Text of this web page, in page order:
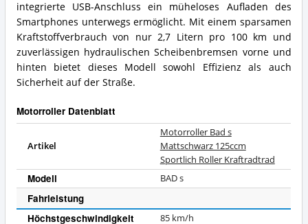
integrierte USB-Anschluss ein müheloses Aufladen des
Smartphones unterwegs ermöglicht. Mit einem sparsamen
Kraftstoffverbrauch von nur 2,7 Litern pro 100 km und
zuverlässigen hydraulischen Scheibenbremsen vorne und
hinten bietet dieses Modell sowohl Effizienz als auch
Sicherheit auf der Straße.
Motorroller Datenblatt
Artikel
Motorroller Bad s
Mattschwarz 125ccm
Sportlich Roller Kraftradtrad
Modell BAD s
Fahrleistung
Höchstgeschwindigkeit
85 km/h